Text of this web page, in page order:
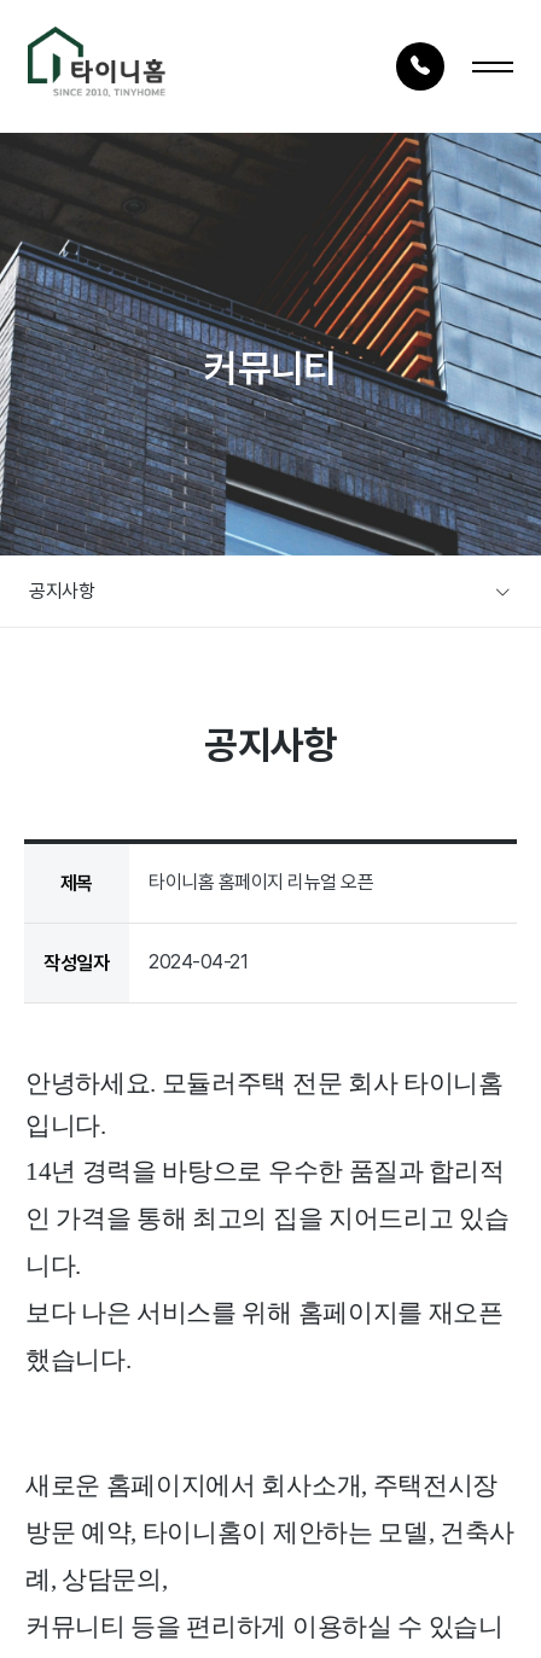
회사안내
회사소개
건축구조
건축절차
자재품질
오시는 길
주택전시장
설계사례
건축사례
시공사례
타이니TV
상담문의
건축문의
A/S문의
공지사항
건축뉴스
커뮤니티
공지사항
공지사항
제목 타이니홈 홈페이지 리뉴얼 오픈
작성일자 2024-04-21
안녕하세요. 모듈러주택 전문 회사 타이니홈
입니다.
14년 경력을 바탕으로 우수한 품질과 합리적
인 가격을 통해 최고의 집을 지어드리고 있습
니다.
보다 나은 서비스를 위해 홈페이지를 재오픈
했습니다.
새로운 홈페이지에서 회사소개, 주택전시장
방문 예약, 타이니홈이 제안하는 모델, 건축사
례, 상담문의,
커뮤니티 등을 편리하게 이용하실 수 있습니